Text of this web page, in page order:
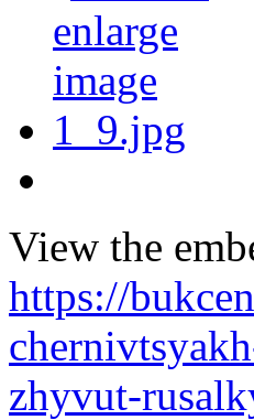
View the
https://
zhyvut-